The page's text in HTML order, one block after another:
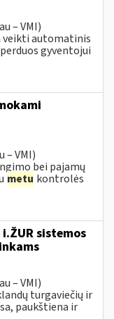
– VMI)
veikti automatinis
gyventojui
– VMI)
bei pajamų
metu kontrolės
sistemos
– VMI)
turgaviečių ir
paukštiena ir